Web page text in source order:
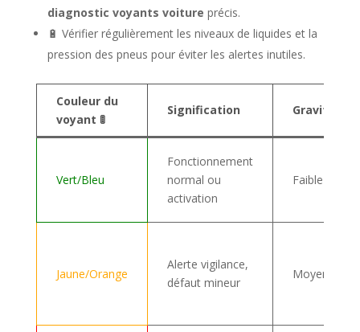
diagnostic voyants voiture précis.
🔋 Vérifier régulièrement les niveaux de liquides et la
pression des pneus pour éviter les alertes inutiles.
Couleur du
voyant 🚦
Signification Gravité
Vert/Bleu
Fonctionnement
normal ou
activation
Faible
Jaune/Orange
Alerte vigilance,
défaut mineur
Moyenne